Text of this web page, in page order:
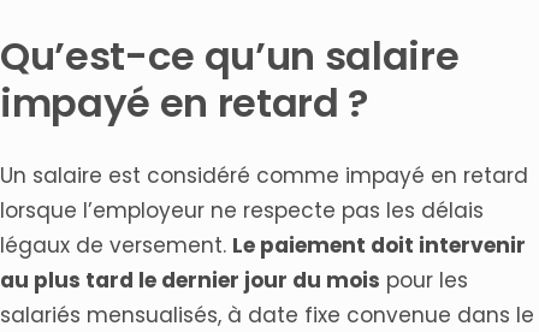
Qu’est-ce qu’un salaire
impayé en retard ?
Un salaire est considéré comme impayé en retard
lorsque l’employeur ne respecte pas les délais
légaux de versement. Le paiement doit intervenir
au plus tard le dernier jour du mois pour les
salariés mensualisés, à date fixe convenue dans le